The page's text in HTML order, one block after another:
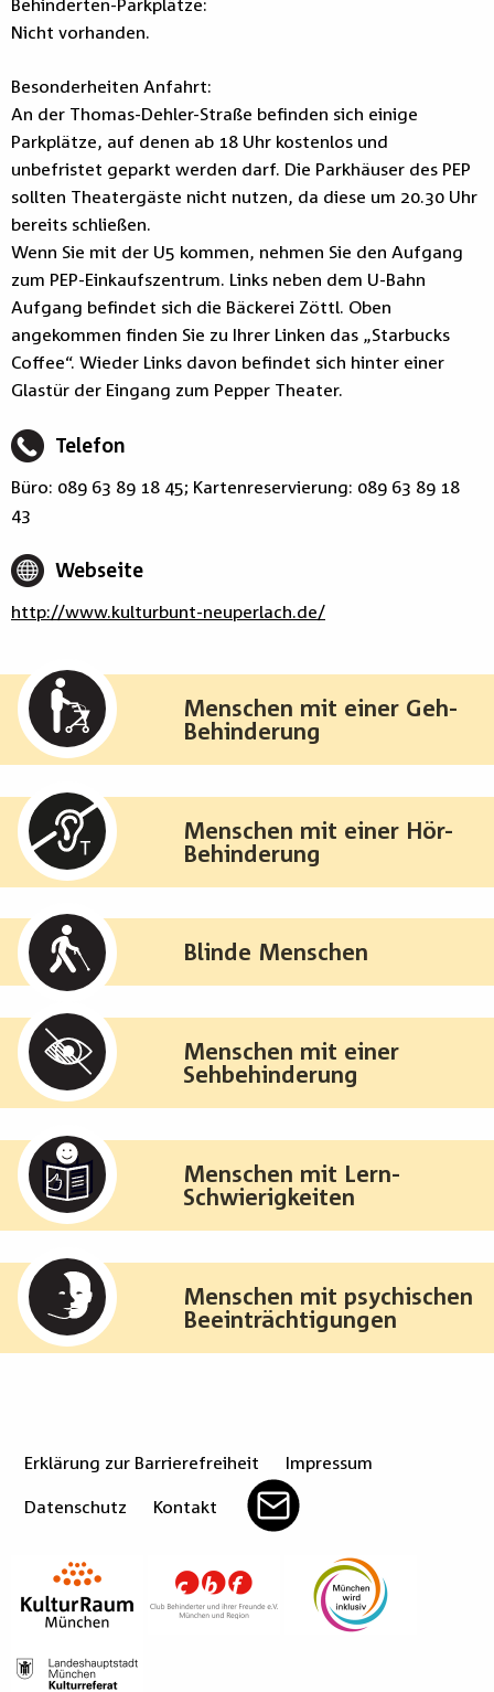
Nicht vorhanden.
Besonderheiten Anfahrt:
An der Thomas-Dehler-Straße befinden sich einige
Parkplätze, auf denen ab 18 Uhr kostenlos und
unbefristet geparkt werden darf. Die Parkhäuser des PEP
sollten Theatergäste nicht nutzen, da diese um 20.30 Uhr
bereits schließen.
Wenn Sie mit der U5 kommen, nehmen Sie den Aufgang
zum PEP-Einkaufszentrum. Links neben dem U-Bahn
Aufgang befindet sich die Bäckerei Zöttl. Oben
angekommen finden Sie zu Ihrer Linken das „Starbucks
Coffee“. Wieder Links davon befindet sich hinter einer
Glastür der Eingang zum Pepper Theater.
Telefon
Büro: 089 63 89 18 45; Kartenreservierung: 089 63 89 18
43
Webseite
http://www.kulturbunt-neuperlach.de/
Menschen mit einer Geh-
Behinderung
Menschen mit einer Hör-
Behinderung
Blinde Menschen
Menschen mit einer
Sehbehinderung
Menschen mit Lern-
Schwierigkeiten
Menschen mit psychischen
Beeinträchtigungen
Erklärung zur Barrierefreiheit
Impressum
Datenschutz
Kontakt